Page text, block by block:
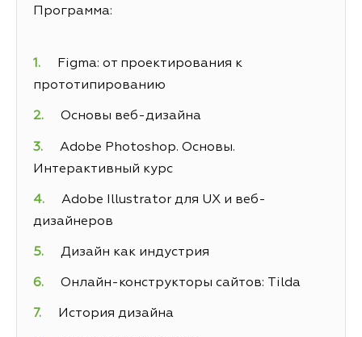
Программа:
Figma: от проектирования к
прототипированию
Основы веб-дизайна
Adobe Photoshop. Основы.
Интерактивный курс
Adobe Illustrator для UX и веб-
дизайнеров
Дизайн как индустрия
Онлайн-конструкторы сайтов: Tilda
История дизайна